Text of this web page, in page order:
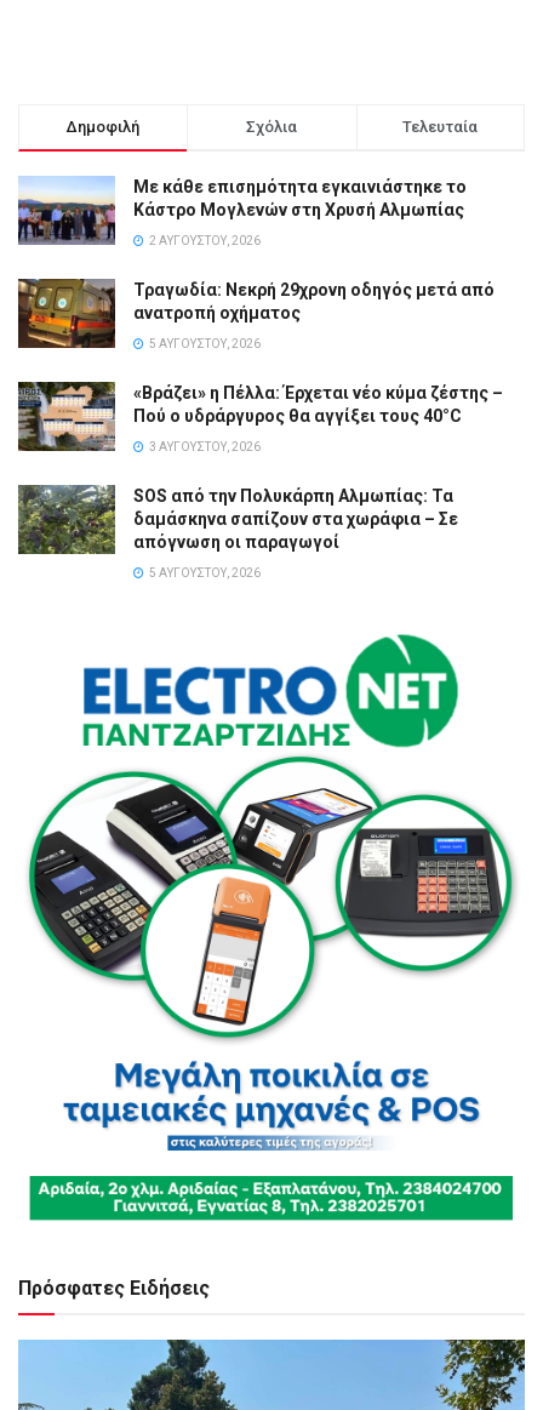
Δημοφιλή Σχόλια Τελευταία
Με κάθε επισημότητα εγκαινιάστηκε το
Κάστρο Μογλενών στη Χρυσή Αλμωπίας
2 ΑΥΓΟΎΣΤΟΥ, 2026
Τραγωδία: Νεκρή 29χρονη οδηγός μετά από
ανατροπή οχήματος
5 ΑΥΓΟΎΣΤΟΥ, 2026
«Βράζει» η Πέλλα: Έρχεται νέο κύμα ζέστης –
Πού ο υδράργυρος θα αγγίξει τους 40°C
3 ΑΥΓΟΎΣΤΟΥ, 2026
SOS από την Πολυκάρπη Αλμωπίας: Τα
δαμάσκηνα σαπίζουν στα χωράφια – Σε
απόγνωση οι παραγωγοί
5 ΑΥΓΟΎΣΤΟΥ, 2026
Πρόσφατες Ειδήσεις